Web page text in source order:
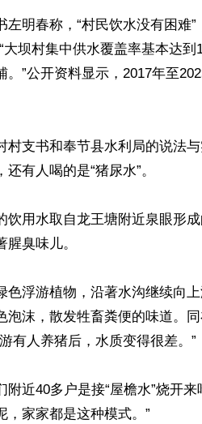
明春称，“村民饮水没有困难”
坝村集中供水覆盖率基本达到
”公开资料显示，2017年至
支书和奉节县水利局的说法
有人喝的是“猪尿水”。
饮用水取自龙王塘附近泉眼形
臭味儿。
色浮游植物，沿著水沟继续向
沫，散发牲畜粪便的味道。
有人养猪后，水质变得很差。”
近40多户是接“屋檐水”烧开来
家家都是这种模式。”